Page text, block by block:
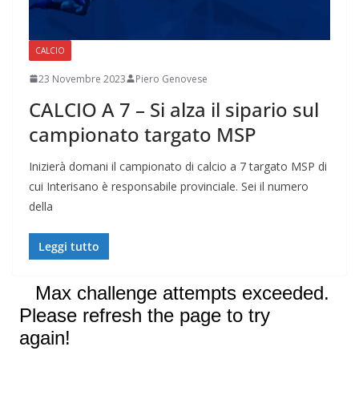
CALCIO
23 Novembre 2023 Piero Genovese
CALCIO A 7 – Si alza il sipario sul
campionato targato MSP
Inizierà domani il campionato di calcio a 7 targato MSP di
cui Interisano è responsabile provinciale. Sei il numero
della
Leggi tutto